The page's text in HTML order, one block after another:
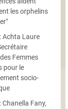
les orphelins
Achta Laure
Femmes
pour le
socio-
Fany,